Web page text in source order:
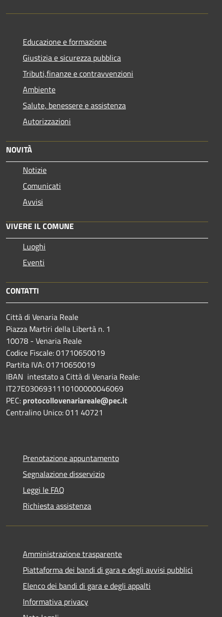
Educazione e formazione
Giustizia e sicurezza pubblica
Tributi,finanze e contravvenzioni
Ambiente
Salute, benessere e assistenza
Autorizzazioni
NOVITÀ
Notizie
Comunicati
Avvisi
VIVERE IL COMUNE
Luoghi
Eventi
CONTATTI
Città di Venaria Reale
Piazza Martiri della Libertà n. 1
10078 - Venaria Reale
Codice Fiscale: 01710650019
Partita IVA: 01710650019
IBAN intestato a Città di Venaria Reale:
IT27E0306931110100000046069
PEC: protocollovenariareale@pec.it
Centralino Unico: 011 40721
Prenotazione appuntamento
Segnalazione disservizio
Leggi le FAQ
Richiesta assistenza
Amministrazione trasparente
Piattaforma dei bandi di gara e degli avvisi pubblici
Elenco dei bandi di gara e degli appalti
Informativa privacy